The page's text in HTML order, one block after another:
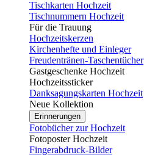
Tischkarten Hochzeit
Tischnummern Hochzeit
Für die Trauung
Hochzeitskerzen
Kirchenhefte und Einleger
Freudentränen-Taschentücher
Gastgeschenke Hochzeit
Hochzeitssticker
Danksagungskarten Hochzeit
Neue Kollektion
Erinnerungen
Fotobücher zur Hochzeit
Fotoposter Hochzeit
Fingerabdruck-Bilder